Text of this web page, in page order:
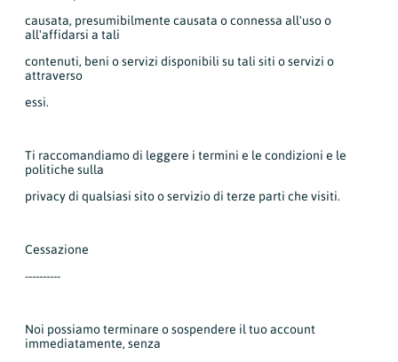
causata, presumibilmente causata o connessa all'uso o
all'affidarsi a tali
contenuti, beni o servizi disponibili su tali siti o servizi o
attraverso
essi.
Ti raccomandiamo di leggere i termini e le condizioni e le
politiche sulla
privacy di qualsiasi sito o servizio di terze parti che visiti.
Cessazione
----------
Noi possiamo terminare o sospendere il tuo account
immediatamente, senza